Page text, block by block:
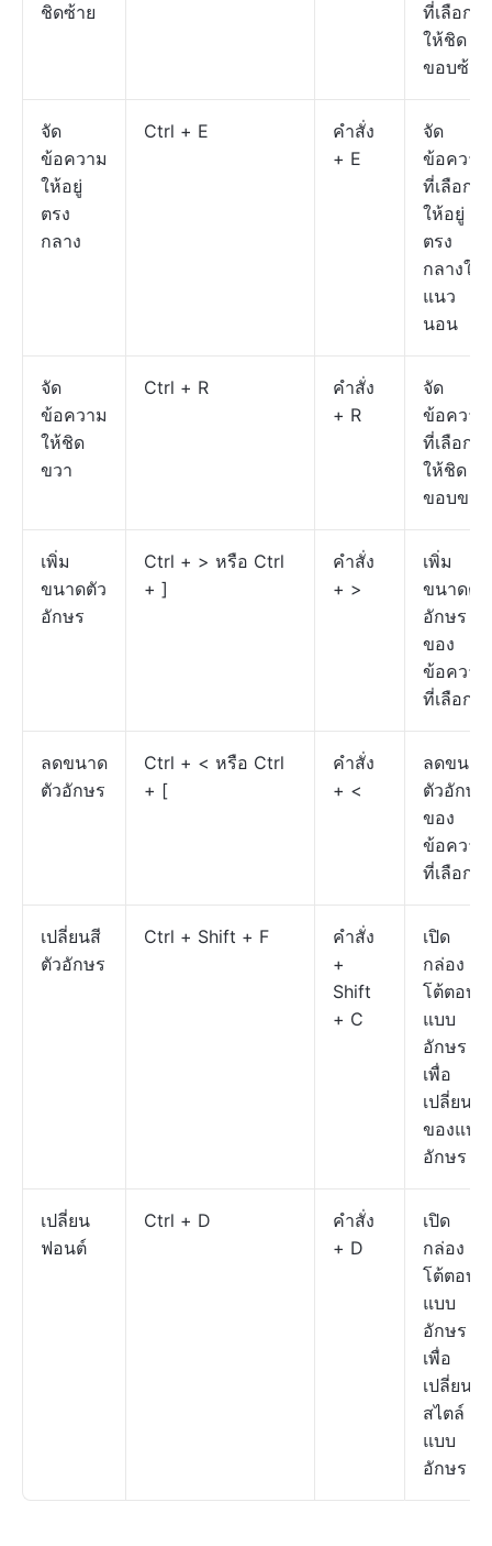
ชิดซ้าย
ที่เลือก
ให้ชิด
ขอบซ้าย
จัด
ข้อความ
ให้อยู่
ตรง
กลาง
Ctrl + E
คำสั่ง
+ E
จัด
ข้อความ
ที่เลือก
ให้อยู่
ตรง
กลางใน
แนว
นอน
จัด
ข้อความ
ให้ชิด
ขวา
Ctrl + R
คำสั่ง
+ R
จัด
ข้อความ
ที่เลือก
ให้ชิด
ขอบขวา
เพิ่ม
ขนาดตัว
อักษร
Ctrl + > หรือ Ctrl
+ ]
คำสั่ง
+ >
เพิ่ม
ขนาดตัว
อักษร
ของ
ข้อความ
ที่เลือก
ลดขนาด
ตัวอักษร
Ctrl + < หรือ Ctrl
+ [
คำสั่ง
+ <
ลดขนาด
ตัวอักษร
ของ
ข้อความ
ที่เลือก
เปลี่ยนสี
ตัวอักษร
Ctrl + Shift + F
คำสั่ง
+
Shift
+ C
เปิด
กล่อง
โต้ตอบ
แบบ
อักษร
เพื่อ
เปลี่ยนสี
ของแบบ
อักษร
เปลี่ยน
ฟอนต์
Ctrl + D
คำสั่ง
+ D
เปิด
กล่อง
โต้ตอบ
แบบ
อักษร
เพื่อ
เปลี่ยน
สไตล์
แบบ
อักษร